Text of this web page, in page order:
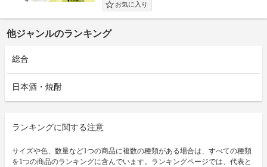
他ジャンルのランキング
総合
日本酒・焼酎
ランキングに関する注意
サイズや色、数量など1つの商品に複数の種類がある場合は、すべての種類
を1つの商品のランキングに含んでいます。ランキングページでは、代表と